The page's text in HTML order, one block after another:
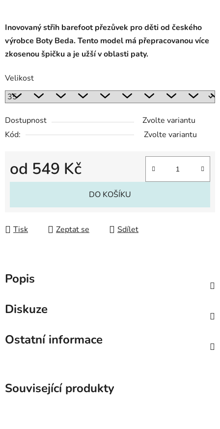
Inovovaný střih barefoot přezůvek pro děti od českého
výrobce Boty Beda. Tento model má přepracovanou více
zkosenou špičku a je užší v oblasti paty.
Velikost
Dostupnost
Zvolte variantu
Kód:
Zvolte variantu
od 549 Kč
Měrná cena:
DO KOŠÍKU
Tisk Zeptat se Sdílet
Popis
Diskuze
Ostatní informace
Související produkty